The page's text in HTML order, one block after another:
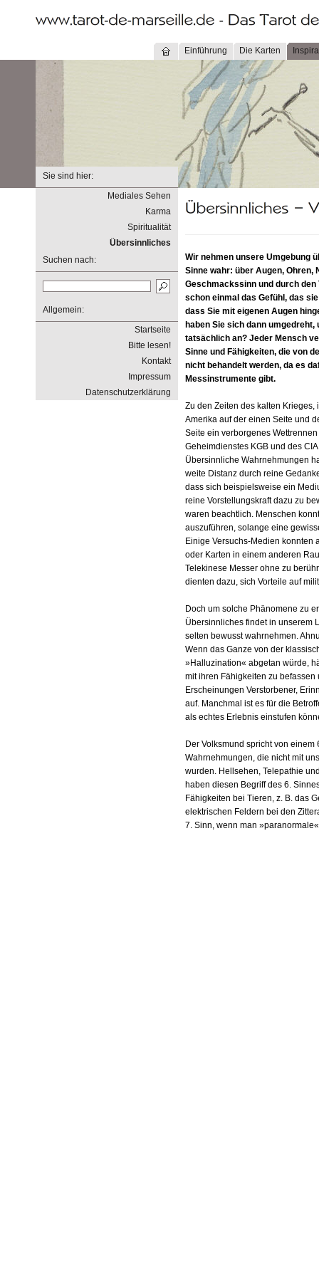
Einführung Die Karten
Sie sind hier:
Mediales Sehen
Karma
Spiritualität
Übersinnliches
Suchen nach:
Allgemein:
Startseite
Bitte lesen!
Kontakt
Impressum
Datenschutzerklärung
Wir nehmen unsere Umgebung
Sinne wahr: über Augen, Ohren,
Geschmackssinn und durch den
schon einmal das Gefühl, das
dass Sie mit eigenen Augen
haben Sie sich dann umgedreht,
tatsächlich an? Jeder Mensch
Sinne und Fähigkeiten, die von
nicht behandelt werden, da es
Messinstrumente gibt.
Zu den Zeiten des kalten
Amerika auf der einen Seite und
Seite ein verborgenes
Geheimdienstes KGB und des
Übersinnliche Wahrnehmungen
weite Distanz durch reine
dass sich beispielsweise ein
reine Vorstellungskraft dazu zu
waren beachtlich. Menschen
auszuführen, solange eine
Einige Versuchs-Medien konnten
oder Karten in einem anderen
Telekinese Messer ohne zu
dienten dazu, sich Vorteile auf
Doch um solche Phänomene zu
Übersinnliches findet in unserem
selten bewusst wahrnehmen.
Wenn das Ganze von der
»Halluzination« abgetan würde,
mit ihren Fähigkeiten zu
Erscheinungen Verstorbener,
auf. Manchmal ist es für die
als echtes Erlebnis einstufen
Der Volksmund spricht von einem
Wahrnehmungen, die nicht mit
wurden. Hellsehen, Telepathie
haben diesen Begriff des 6.
Fähigkeiten bei Tieren, z. B. das
elektrischen Feldern bei den
7. Sinn, wenn man